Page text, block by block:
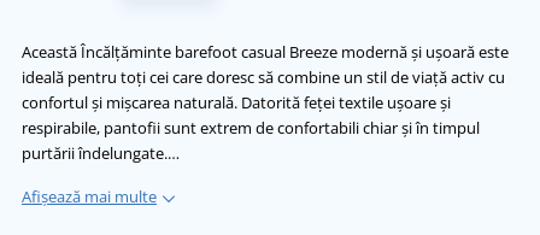
Această Încălțăminte barefoot casual Breeze modernă și ușoară este
ideală pentru toți cei care doresc să combine un stil de viață activ cu
confortul și mișcarea naturală. Datorită feței textile ușoare și
respirabile, pantofii sunt extrem de confortabili chiar și în timpul
purtării îndelungate.…
Afișează mai multe